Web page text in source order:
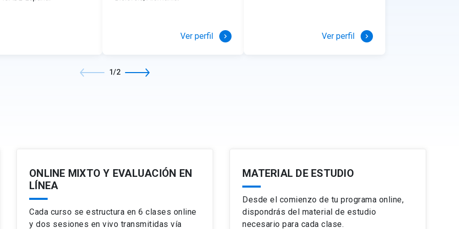
la verdad.
Ética y responsabilidad en el diseño de experiencias
Ver perfil keyboard_arrow_right Ver perfil keyboard_arrow_right
1/2
ONLINE MIXTO Y EVALUACIÓN EN
LÍNEA
Cada curso se estructura en 6 clases online
y dos sesiones en vivo transmitidas vía
MATERIAL DE ESTUDIO
Desde el comienzo de tu programa online,
dispondrás del material de estudio
necesario para cada clase.